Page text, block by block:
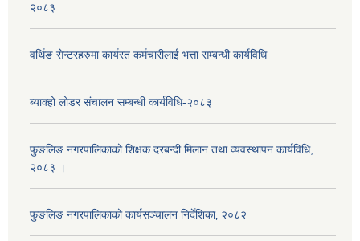
२०८३
वर्थिङ सेन्टरहरुमा कार्यरत कर्मचारीलाई भत्ता सम्बन्धी कार्यविधि
ब्याक्हो लोडर संचालन सम्बन्धी कार्यविधि-२०८३
फुङलिङ नगरपालिकाको शिक्षक दरबन्दी मिलान तथा व्यवस्थापन कार्यविधि,
२०८३ ।
फुङलिङ नगरपालिकाको कार्यसञ्चालन निर्देशिका‚ २०८२